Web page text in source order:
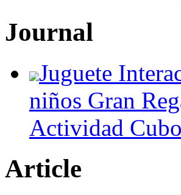
Journal
Juguete
niños Gran
Actividad
Article